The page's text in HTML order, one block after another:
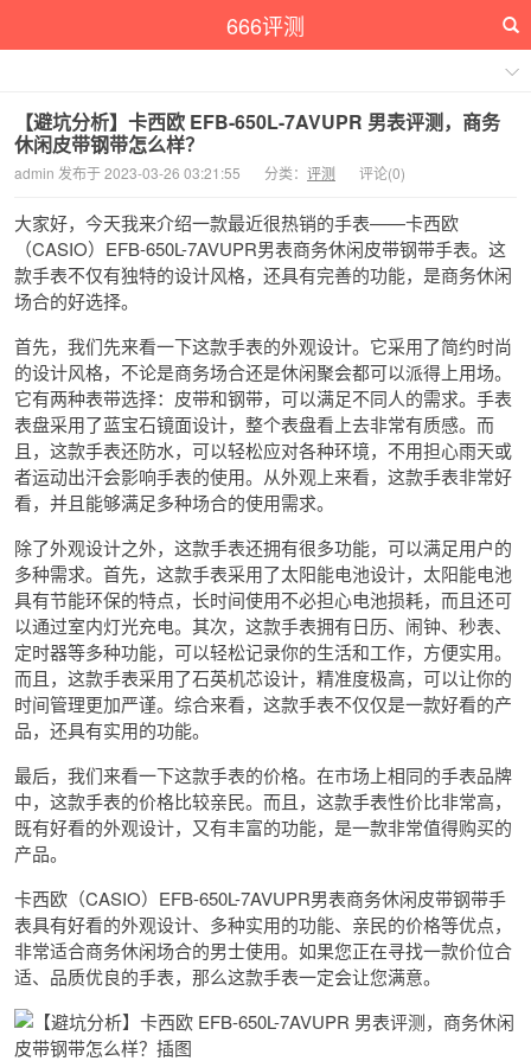
666评测
【避坑分析】卡西欧 EFB-650L-7AVUPR 男表评测，商务
休闲皮带钢带怎么样？
admin 发布于 2023-03-26 03:21:55 分类： 评测 评论(0)
大家好，今天我来介绍一款最近很热销的手表——卡西欧
（CASIO）EFB-650L-7AVUPR男表商务休闲皮带钢带手表。这
款手表不仅有独特的设计风格，还具有完善的功能，是商务休闲
场合的好选择。
首先，我们先来看一下这款手表的外观设计。它采用了简约时尚
的设计风格，不论是商务场合还是休闲聚会都可以派得上用场。
它有两种表带选择：皮带和钢带，可以满足不同人的需求。手表
表盘采用了蓝宝石镜面设计，整个表盘看上去非常有质感。而
且，这款手表还防水，可以轻松应对各种环境，不用担心雨天或
者运动出汗会影响手表的使用。从外观上来看，这款手表非常好
看，并且能够满足多种场合的使用需求。
除了外观设计之外，这款手表还拥有很多功能，可以满足用户的
多种需求。首先，这款手表采用了太阳能电池设计，太阳能电池
具有节能环保的特点，长时间使用不必担心电池损耗，而且还可
以通过室内灯光充电。其次，这款手表拥有日历、闹钟、秒表、
定时器等多种功能，可以轻松记录你的生活和工作，方便实用。
而且，这款手表采用了石英机芯设计，精准度极高，可以让你的
时间管理更加严谨。综合来看，这款手表不仅仅是一款好看的产
品，还具有实用的功能。
最后，我们来看一下这款手表的价格。在市场上相同的手表品牌
中，这款手表的价格比较亲民。而且，这款手表性价比非常高，
既有好看的外观设计，又有丰富的功能，是一款非常值得购买的
产品。
卡西欧（CASIO）EFB-650L-7AVUPR男表商务休闲皮带钢带手
表具有好看的外观设计、多种实用的功能、亲民的价格等优点，
非常适合商务休闲场合的男士使用。如果您正在寻找一款价位合
适、品质优良的手表，那么这款手表一定会让您满意。